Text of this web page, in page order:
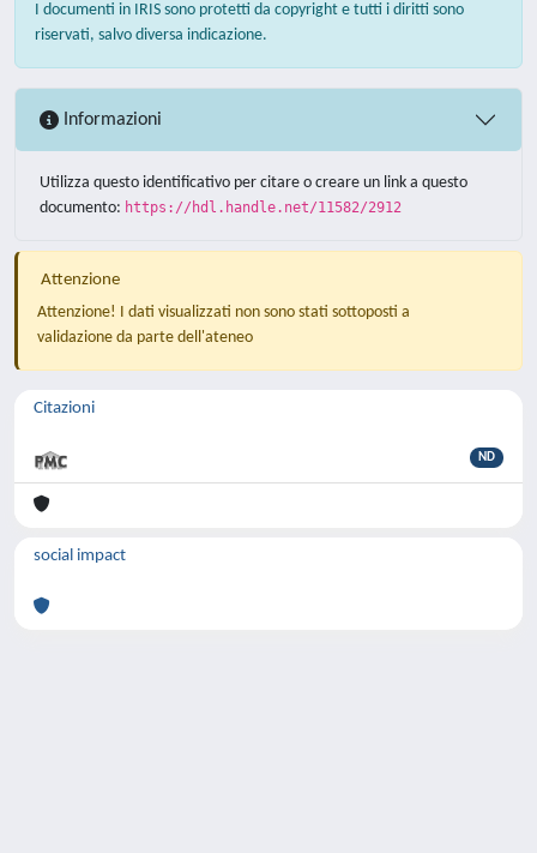
I documenti in IRIS sono protetti da copyright e tutti i diritti sono
riservati, salvo diversa indicazione.
Informazioni
Utilizza questo identificativo per citare o creare un link a questo
documento: https://hdl.handle.net/11582/2912
Attenzione
Attenzione! I dati visualizzati non sono stati sottoposti a
validazione da parte dell'ateneo
Citazioni
ND
social impact